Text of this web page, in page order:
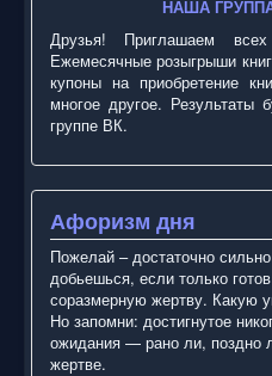
НАША
Друзья! Приглашаем
Ежемесячные розыгрыши
купоны на приобретение
многое другое. Результаты
группе ВК.
Афоризм дня
Пожелай – достаточно
добьешься, если только
соразмерную жертву. Какую
Но запомни: достигнутое
ожидания — рано ли, поздно
жертве.